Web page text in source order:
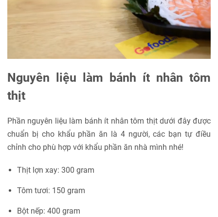
Nguyên liệu làm bánh ít nhân tôm
thịt
Phần nguyên liệu làm bánh ít nhân tôm thịt dưới đây được
chuẩn bị cho khẩu phần ăn là 4 người, các bạn tự điều
chỉnh cho phù hợp với khẩu phần ăn nhà mình nhé!
Thịt lợn xay: 300 gram
Tôm tươi: 150 gram
Bột nếp: 400 gram